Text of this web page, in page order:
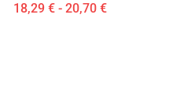
18,29 € - 20,70 €